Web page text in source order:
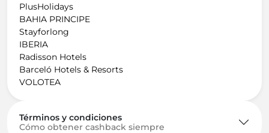
PlusHolidays
BAHIA PRINCIPE
Stayforlong
IBERIA
Radisson Hotels
Barceló Hotels & Resorts
VOLOTEA
Términos y condiciones
Cómo obtener cashback siempre